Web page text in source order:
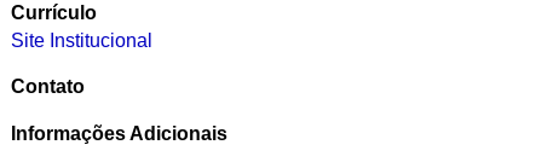
Currículo
Site Institucional
Contato
Informações Adicionais